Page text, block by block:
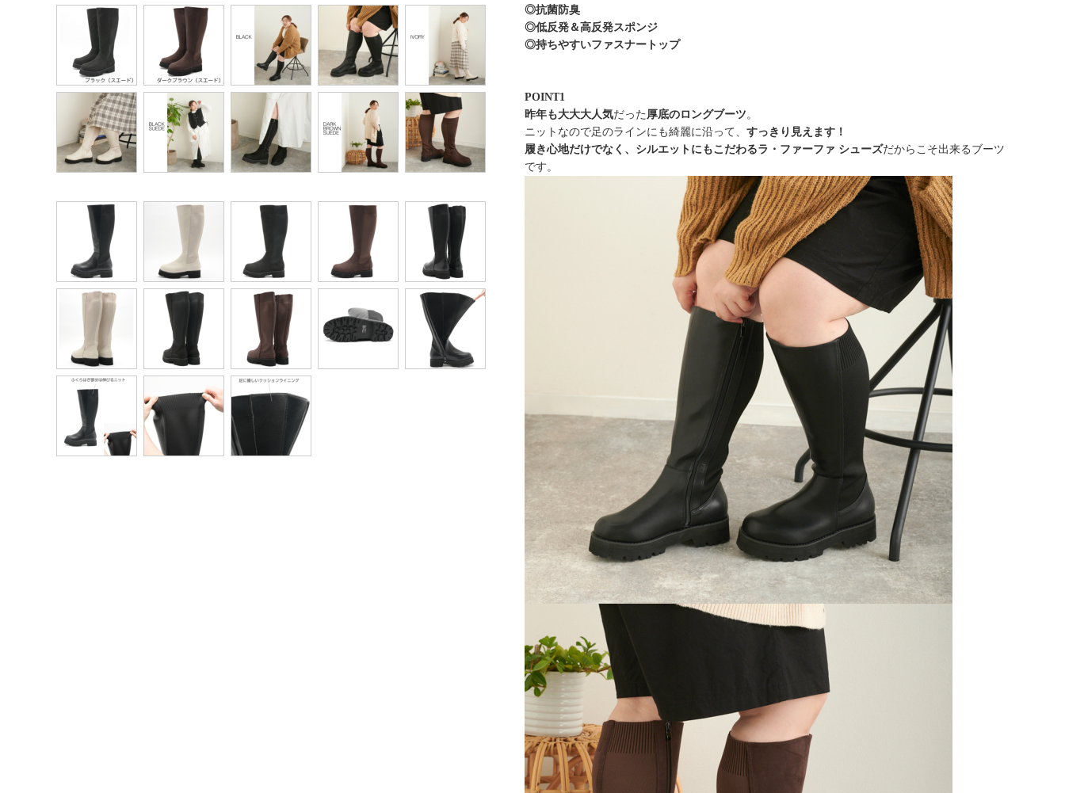
◎抗菌防臭
◎低反発＆高反発スポンジ
◎持ちやすいファスナートップ
POINT1
昨年も大大大人気だった 厚底のロングブーツ。
ニットなので足のラインにも綺麗に沿って、 すっきり見えます！
履き心地だけでなく、シルエットにもこだわるラ・ファーファ シューズだからこそ出来るブーツ
です。